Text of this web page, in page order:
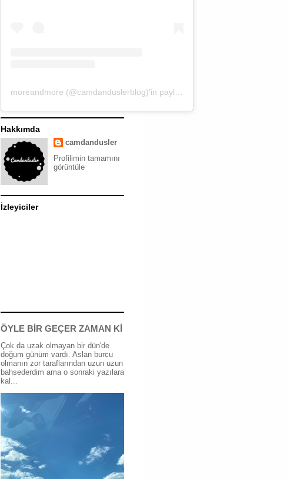
Hakkımda
camdandusler
Profilimin tamamını
görüntüle
İzleyiciler
ÖYLE BİR GEÇER ZAMAN Kİ
Çok da uzak olmayan bir dün'de
doğum günüm vardı. Aslan burcu
olmanın zor taraflarından uzun uzun
bahsederdim ama o sonraki yazılara
kal...